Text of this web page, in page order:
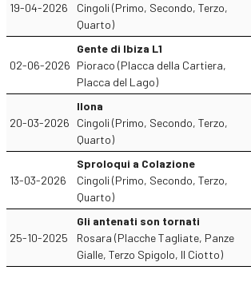
19-04-2026
Cingoli (Primo, Secondo, Terzo,
Quarto)
02-06-2026
Gente di Ibiza L1
Pioraco (Placca della Cartiera,
Placca del Lago)
20-03-2026
Ilona
Cingoli (Primo, Secondo, Terzo,
Quarto)
13-03-2026
Sproloqui a Colazione
Cingoli (Primo, Secondo, Terzo,
Quarto)
25-10-2025
Gli antenati son tornati
Rosara (Placche Tagliate, Panze
Gialle, Terzo Spigolo, Il Ciotto)